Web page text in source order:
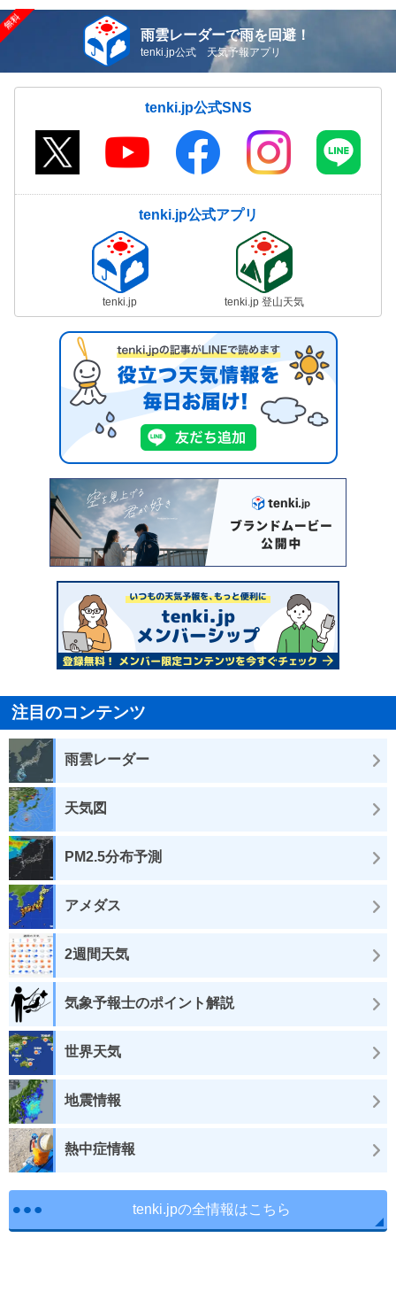
雨雲レーダーで雨を回避！
tenki.jp公式 天気予報アプリ
tenki.jp公式SNS
tenki.jp公式アプリ
tenki.jp tenki.jp 登山天気
注目のコンテンツ
雨雲レーダー
天気図
PM2.5分布予測
アメダス
2週間天気
気象予報士のポイント解説
世界天気
地震情報
熱中症情報
tenki.jpの全情報はこちら